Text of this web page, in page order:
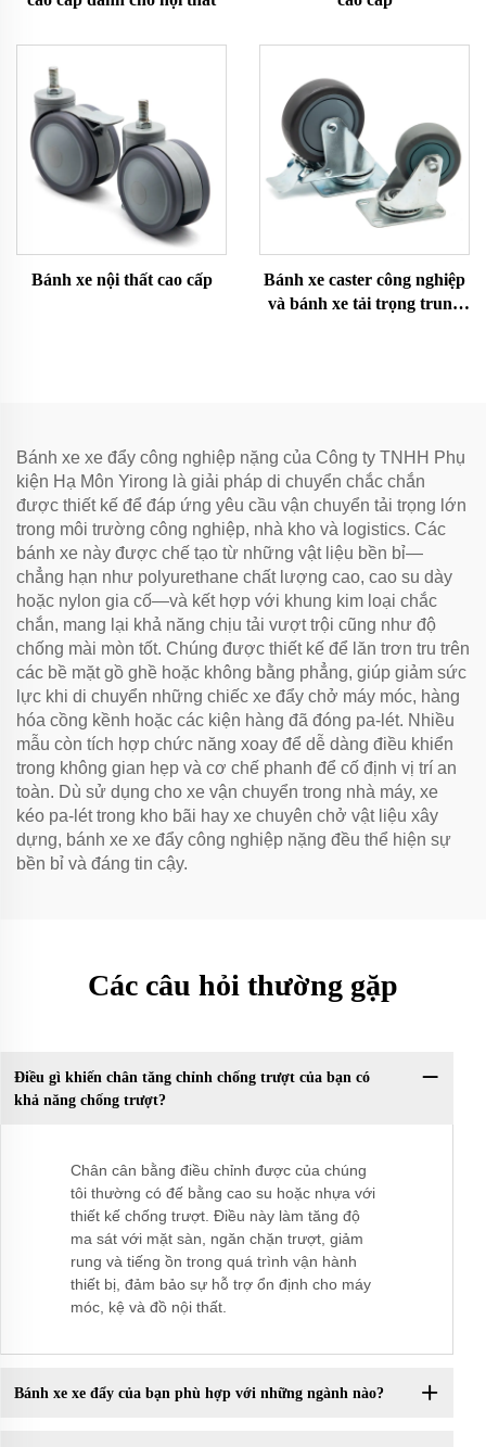
Bánh xe nội thất cao cấp
Bánh xe caster công nghiệp
và bánh xe tải trọng trung
Bánh xe xe đẩy công nghiệp nặng của Công ty TNHH Phụ
kiện Hạ Môn Yirong là giải pháp di chuyển chắc chắn
được thiết kế để đáp ứng yêu cầu vận chuyển tải trọng lớn
trong môi trường công nghiệp, nhà kho và logistics. Các
bánh xe này được chế tạo từ những vật liệu bền bỉ—
chẳng hạn như polyurethane chất lượng cao, cao su dày
hoặc nylon gia cố—và kết hợp với khung kim loại chắc
chắn, mang lại khả năng chịu tải vượt trội cũng như độ
chống mài mòn tốt. Chúng được thiết kế để lăn trơn tru trên
các bề mặt gồ ghề hoặc không bằng phẳng, giúp giảm sức
lực khi di chuyển những chiếc xe đẩy chở máy móc, hàng
hóa cồng kềnh hoặc các kiện hàng đã đóng pa-lét. Nhiều
mẫu còn tích hợp chức năng xoay để dễ dàng điều khiển
trong không gian hẹp và cơ chế phanh để cố định vị trí an
toàn. Dù sử dụng cho xe vận chuyển trong nhà máy, xe
kéo pa-lét trong kho bãi hay xe chuyên chở vật liệu xây
dựng, bánh xe xe đẩy công nghiệp nặng đều thể hiện sự
bền bỉ và đáng tin cậy.
Các câu hỏi thường gặp
Điều gì khiến chân tăng chỉnh chống trượt của bạn có
khả năng chống trượt?
Chân cân bằng điều chỉnh được của chúng
tôi thường có đế bằng cao su hoặc nhựa với
thiết kế chống trượt. Điều này làm tăng độ
ma sát với mặt sàn, ngăn chặn trượt, giảm
rung và tiếng ồn trong quá trình vận hành
thiết bị, đảm bảo sự hỗ trợ ổn định cho máy
móc, kệ và đồ nội thất.
Bánh xe xe đẩy của bạn phù hợp với những ngành nào?